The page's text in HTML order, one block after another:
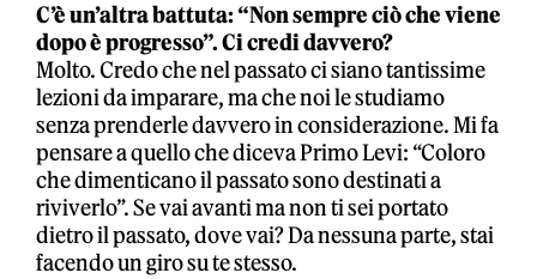
C’è un’altra battuta: “Non sempre ciò che viene
dopo è progresso”. Ci credi davvero?
Molto. Credo che nel passato ci siano tantissime
lezioni da imparare, ma che noi le studiamo
senza prenderle davvero in considerazione. Mi fa
pensare a quello che diceva Primo Levi: “Coloro
che dimenticano il passato sono destinati a
riviverlo”. Se vai avanti ma non ti sei portato
dietro il passato, dove vai? Da nessuna parte, stai
facendo un giro su te stesso.